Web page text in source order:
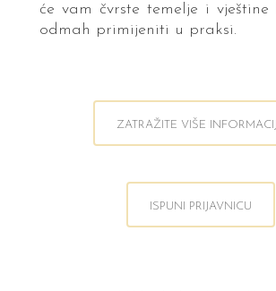
će vam čvrste temelje i vještine
odmah primijeniti u praksi.
ZATRAŽITE VIŠE
ISPUNI PRIJAVNICU